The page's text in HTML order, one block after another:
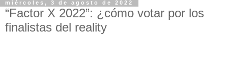
miércoles, 3 de agosto de 2022
“Factor X 2022”: ¿cómo votar por los
finalistas del reality